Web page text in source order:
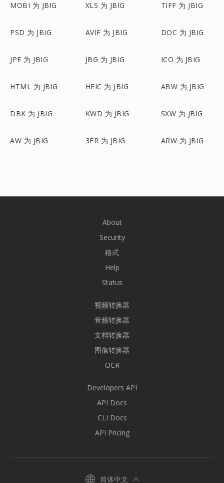
MOBI 为 JBIG XLS 为 JBIG TIFF 为 JBIG
PSD 为 JBIG AVIF 为 JBIG DOC 为 JBIG
JPE 为 JBIG JBG 为 JBIG ICO 为 JBIG
HTML 为 JBIG HEIC 为 JBIG ABW 为 JBIG
DBK 为 JBIG KWD 为 JBIG SXW 为 JBIG
AW 为 JBIG 3FR 为 JBIG ARW 为 JBIG
About
Security
格式
Help
Status
视频转换器
音频转换器
文档转换器
图像转换器
OCR
Developers API
API Docs
CLI Docs
API Pricing
简体中文